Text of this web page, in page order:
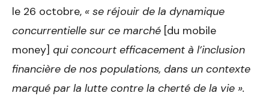
le 26 octobre, « se réjouir de la dynamique
concurrentielle sur ce marché [du mobile
money] qui concourt efficacement à l’inclusion
financière de nos populations, dans un contexte
marqué par la lutte contre la cherté de la vie ».